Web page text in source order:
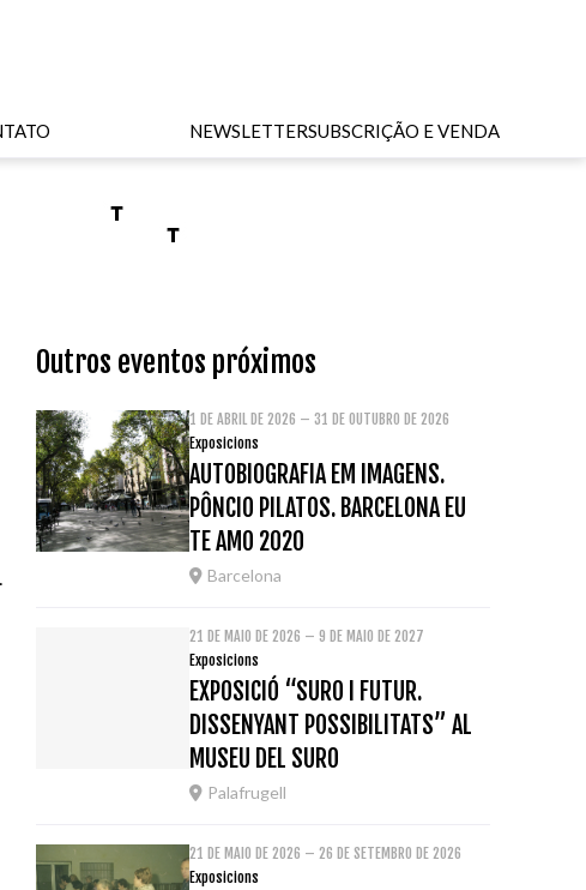
NEWSLETTERSUBSCRIÇÃO E VENDA
Outros eventos próximos
1 DE ABRIL DE 2026 – 31 DE OUTUBRO DE 2026
Exposicions
AUTOBIOGRAFIA EM IMAGENS.
PÔNCIO PILATOS. BARCELONA EU
TE AMO 2020
Barcelona
21 DE MAIO DE 2026 – 9 DE MAIO DE 2027
Exposicions
EXPOSICIÓ “SURO I FUTUR.
DISSENYANT POSSIBILITATS” AL
MUSEU DEL SURO
Palafrugell
21 DE MAIO DE 2026 – 26 DE SETEMBRO DE 2026
Exposicions